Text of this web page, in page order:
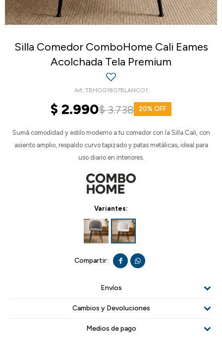
Silla Comedor ComboHome Cali Eames
Acolchada Tela Premium
TBHOG1807BLANCO1
$ 2.990$3.738 20
Sumá comodidad y estilo moderno a tu comedor con la Silla Cali, con
asiento amplio, respaldo curvo tapizado y patas metálicas, ideal para
uso diario en interiores.
Variantes:
 
Envíos
Cambios y Devoluciones
Medios de pago